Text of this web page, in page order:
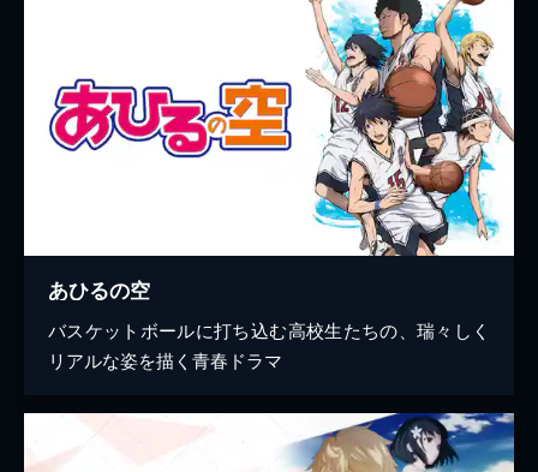
あひるの空
バスケットボールに打ち込む高校生たちの、瑞々しく
リアルな姿を描く青春ドラマ